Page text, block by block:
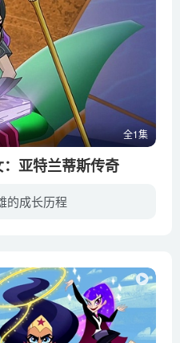
全1集
亚特兰蒂斯传奇
的成长历程